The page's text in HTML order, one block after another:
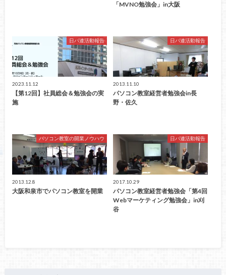
「MVNO勉強会」in大阪
日パ連活動報告
2023.11.12
【第12回】社員総会＆勉強会の実
施
日パ連活動報告
2013.11.10
パソコン教室経営者勉強会in長
野・佐久
パソコン教室の開業ノウハウ
2013.12.8
大阪和泉市でパソコン教室を開業
日パ連活動報告
2017.10.29
パソコン教室経営者勉強会「第4回
Webマーケティング勉強会」in刈
谷